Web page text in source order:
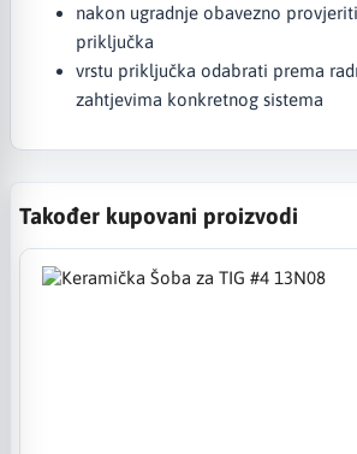
nakon ugradnje obavezno
priključka
vrstu priključka odabrati prema
zahtjevima konkretnog sistema
Također kupovani proizvodi